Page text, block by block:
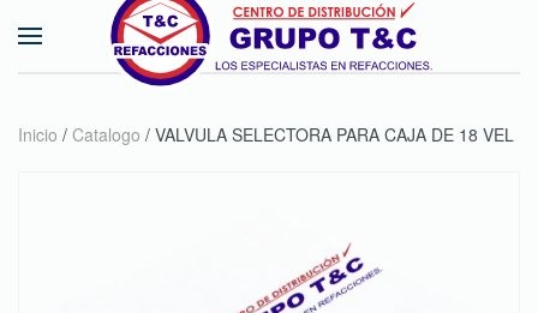
Skip to main content
Inicio / Catalogo / VALVULA SELECTORA PARA CAJA DE 18 VEL